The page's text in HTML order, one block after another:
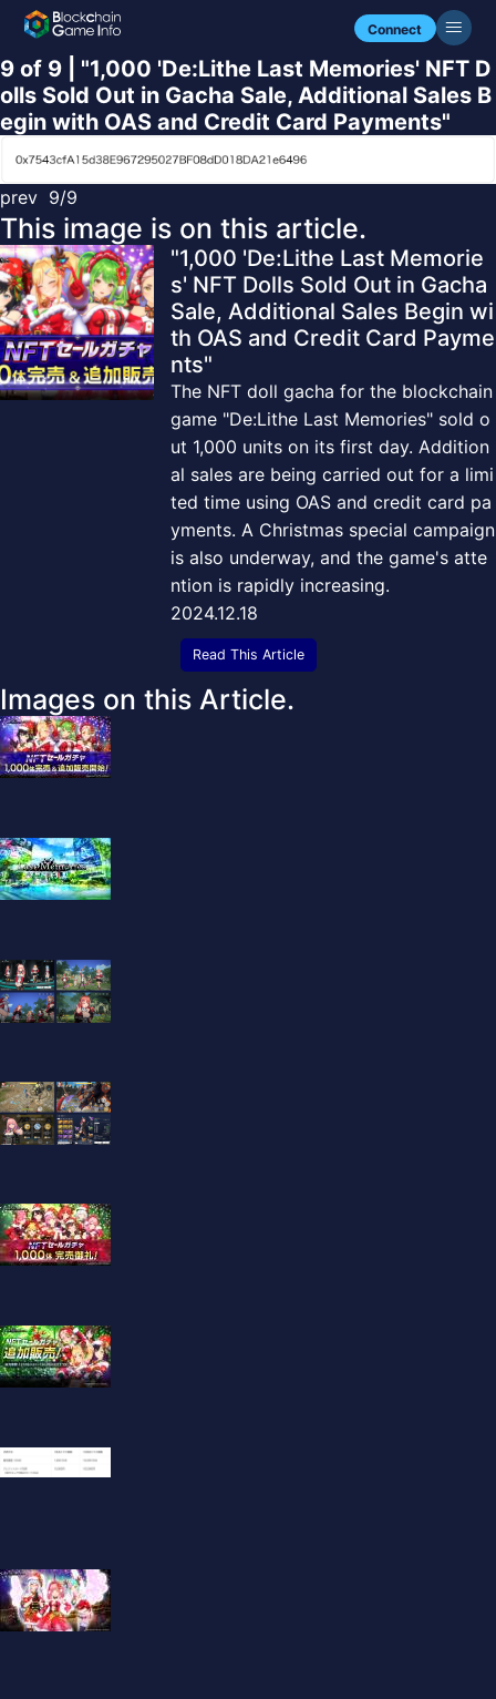
Connect
9 of 9 | "1,000 'De:Lithe Last Memories' NFT D
olls Sold Out in Gacha Sale, Additional Sales B
egin with OAS and Credit Card Payments"
prev 9/9
This image is on this article.
"1,000 'De:Lithe Last Memorie
s' NFT Dolls Sold Out in Gacha
Sale, Additional Sales Begin wi
th OAS and Credit Card Payme
nts"
The NFT doll gacha for the blockchain
game "De:Lithe Last Memories" sold o
ut 1,000 units on its first day. Addition
al sales are being carried out for a limi
ted time using OAS and credit card pa
yments. A Christmas special campaign
is also underway, and the game's atte
ntion is rapidly increasing.
2024.12.18
Read This Article
Images on this Article.